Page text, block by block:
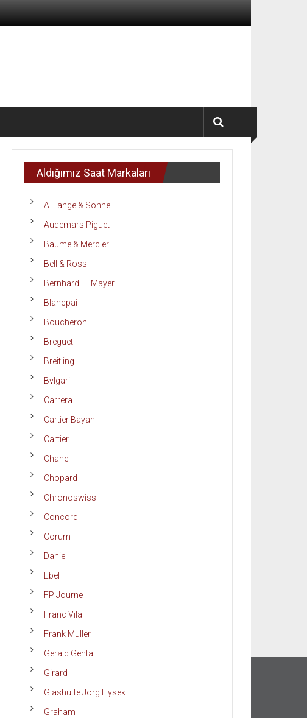
Aldığımız Saat Markaları
A. Lange & Söhne
Audemars Piguet
Baume & Mercier
Bell & Ross
Bernhard H. Mayer
Blancpai
Boucheron
Breguet
Breitling
Bvlgari
Carrera
Cartier Bayan
Cartier
Chanel
Chopard
Chronoswiss
Concord
Corum
Daniel
Ebel
FP Journe
Franc Vila
Frank Muller
Gerald Genta
Girard
Glashutte Jorg Hysek
Graham